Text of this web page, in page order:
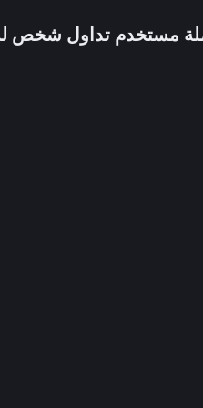
مستخدم تداول